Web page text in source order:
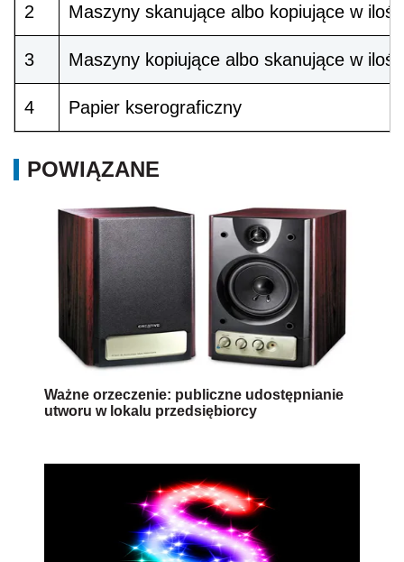
2 Maszyny skanujące albo kopiujące w
3 Maszyny kopiujące albo skanujące w
4 Papier kserograficzny
POWIĄZANE
Ważne orzeczenie: publiczne udostępnianie
utworu w lokalu przedsiębiorcy